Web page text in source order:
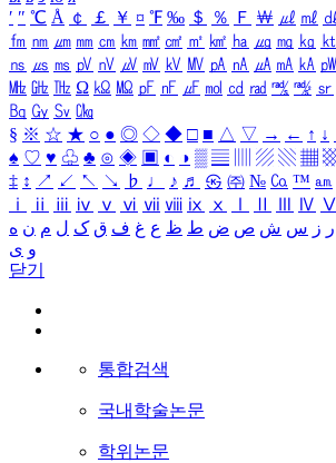
′ ″ ℃ Å ￠ ￡ ￥ ¤ ℉ ‰ ＄ ％ Ｆ ￦ ㎕ ㎖
㎙ ㎚ ㎛ ㎜ ㎝ ㎞ ㎟ ㎠ ㎡ ㎢ ㏊ ㎍ ㎎ ㎏ ㏏
㎱ ㎲ ㎳ ㎴ ㎵ ㎶ ㎷ ㎸ ㎹ ㎀ ㎁ ㎂ ㎃ ㎄ ㎺
㎒ ㎓ ㎔ Ω ㏀ ㏁ ㎊ ㎋ ㎌ ㏖ ㏅ ㎭ ㎮ ㎯ ㏛
㏃ ㏉ ㏜ ㏆
§ ※ ☆ ★ ○ ● ◎ ◇ ◆ □ ■ △ ▽ → ← ↑ ↓
♠ ♡ ♥ ♧ ♣ ⊙ ◈ ▣ ◐ ◑ ▒ ▤ ▨ ▧ ▦
‡ ↕ ↗ ↙ ↖ ↘ ♭ ♩ ♪ ♬ ㉿ ㈜ № ㏇ ™ ㏂
ⅰ
ⅱ ⅲ ⅳ ⅴ ⅵ ⅶ ⅷ ⅸ ⅹ Ⅳ Ⅴ
ر ز س ش ص ض ط ظ ع غ ف ق ک ل م ن ه
و ی
닫기
통합검색
국내학술논문
학위논문